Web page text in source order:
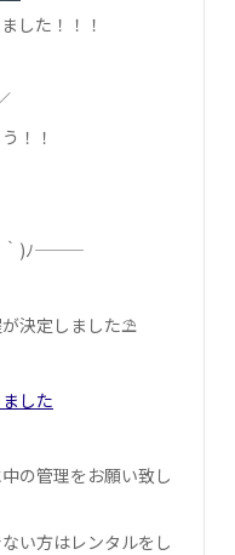
した！！！
！！
｀)ﾉ———
決定しました⛱
した
の管理をお願い致し
い方はレンタルをし